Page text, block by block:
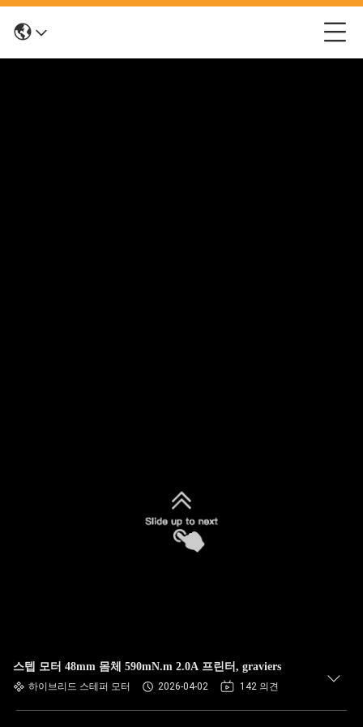
스텝 모터 48mm 몸체 590mN.m 2.0A 프린터, graviers
하이브리드 스테퍼 모터 2026-04-02 142 의견